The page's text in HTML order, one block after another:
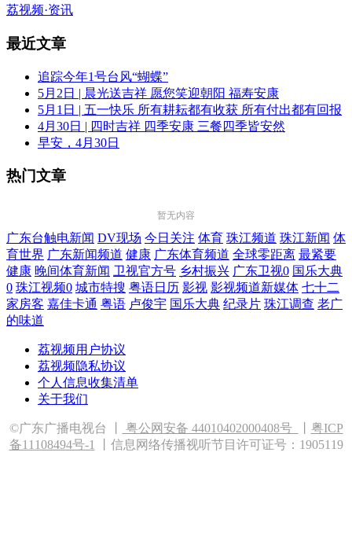
荔视频·资讯
最近文章
追踪今年1号台风“蝴蝶”
5月2日 | 晨光送吉祥 愿您笑迎朝阳 福寿安康
5月1日 | 五一快乐 所有耕耘都有收获 所有付出都有回报
4月30日 | 四时吉祥 四季安康 三餐四季皆安然
早安，4月30日
热门文章
暂无内容
广东台触电新闻 DV现场 今日关注 体育 珠江频道 珠江新闻 体
育世界 广东新闻频道 健康 广东体育频道 全球零距离 最紧要
健康 晚间体育新闻 卫视官方号 乡村振兴 广东卫视0 国乐大典
0 珠江视频0 城市特搜 粤语日历 影视 影视频道新媒体 七十二
家房客 嘉佳卡通 粤语 卢俊宇 国乐大典 纪录片 珠江调查 老广
的味道
荔视频用户协议
荔视频隐私协议
个人信息收集清单
关于我们
©广东广播电视台 丨 粤公网安备 44010402000408号
粤ICP
备11108494号-1
丨信息网络传播视听节目许可证号：1905119